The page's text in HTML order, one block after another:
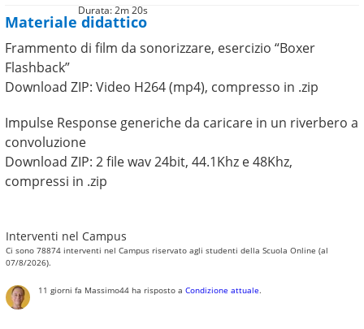
Durata: 2m 20s
Materiale didattico
Frammento di film da sonorizzare, esercizio “Boxer
Flashback”
Download ZIP: Video H264 (mp4), compresso in .zip
Impulse Response generiche da caricare in un riverbero a
convoluzione
Download ZIP: 2 file wav 24bit, 44.1Khz e 48Khz,
compressi in .zip
Interventi nel Campus
Ci sono 78874 interventi nel Campus riservato agli studenti della Scuola Online (al
07/8/2026).
11 giorni fa Massimo44ha risposto a Condizione attuale.